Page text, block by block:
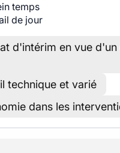
temps
de jour
d'intérim en vue
technique et varié
dans les